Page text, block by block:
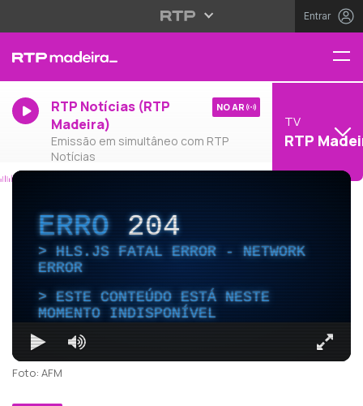
Entrar
RTP Notícias (RTP
Madeira)
Emissão em simultâneo com RTP
Notícias
NO AR
TV
RTP
ERRO204
HLS.JS FATAL ERROR - NETWORK
ERROR
ESTE CONTEÚDO ESTÁ NESTE
MOMENTO INDISPONÍVEL
Foto: AFM